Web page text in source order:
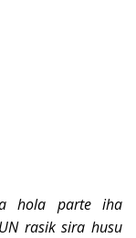
hola parte iha
rasik sira husu